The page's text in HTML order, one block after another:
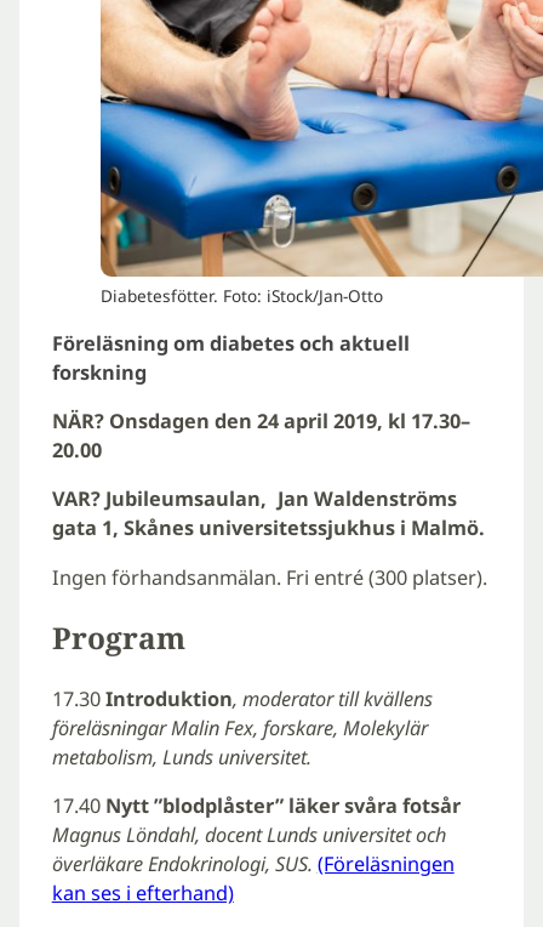
Diabetesfötter. Foto: iStock/Jan-Otto
Föreläsning om diabetes och aktuell
forskning
NÄR? Onsdagen den 24 april 2019, kl 17.30–
20.00
VAR? Jubileumsaulan, Jan Waldenströms
gata 1, Skånes universitetssjukhus i Malmö.
Ingen förhandsanmälan. Fri entré (300 platser).
Program
17.30Introduktion, moderator till kvällens
föreläsningar Malin Fex, forskare, Molekylär
metabolism, Lunds universitet.
17.40 Nytt ”blodplåster” läker svåra fotsår
Magnus Löndahl, docent Lunds universitet och
överläkare Endokrinologi, SUS. (Föreläsningen
kan ses i efterhand)